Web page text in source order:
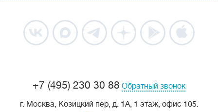
+7 (495) 230 30 88 Обратный звонок
г. Москва, Козицкий пер, д. 1А, 1 этаж, офис 105.